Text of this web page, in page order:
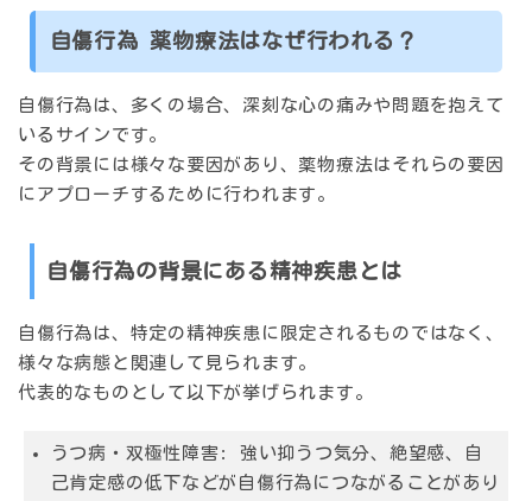
自傷行為 薬物療法はなぜ行われる？
自傷行為は、多くの場合、深刻な心の痛みや問題を抱えて
いるサインです。
その背景には様々な要因があり、薬物療法はそれらの要因
にアプローチするために行われます。
自傷行為の背景にある精神疾患とは
自傷行為は、特定の精神疾患に限定されるものではなく、
様々な病態と関連して見られます。
代表的なものとして以下が挙げられます。
うつ病・双極性障害:
強い抑うつ気分、絶望感、自
己肯定感の低下などが自傷行為につながることがあり